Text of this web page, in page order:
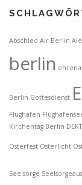
Abschied Air Berlin
berlin
Berlin Gottesdienst
Flughafen
Kirchentag Berlin
Osterfest Osterlicht
Seelsorge